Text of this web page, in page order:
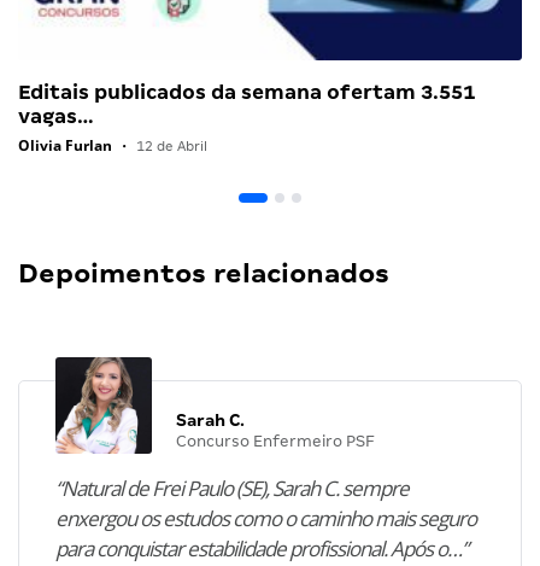
Editais publicados da semana ofertam 3.551
vagas…
Olivia Furlan • 12 de Abril
Depoimentos relacionados
Sarah C.
Concurso Enfermeiro PSF
“Natural de Frei Paulo (SE), Sarah C. sempre
enxergou os estudos como o caminho mais seguro
para conquistar estabilidade profissional. Após o…”